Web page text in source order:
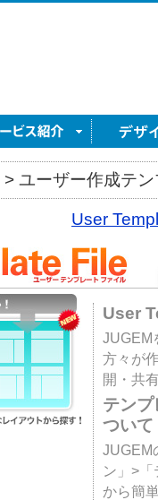
> ユーザー作成テ
User
User
JUGEM
方々が
開・共
テン
ついて
JUGEM
ン」>
から簡